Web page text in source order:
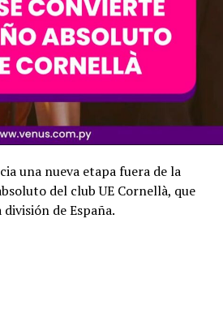
una nueva etapa fuera de la
del club UE Cornellà, que
de España.